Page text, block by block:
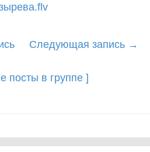
Следующая запись →
посты в группе ]